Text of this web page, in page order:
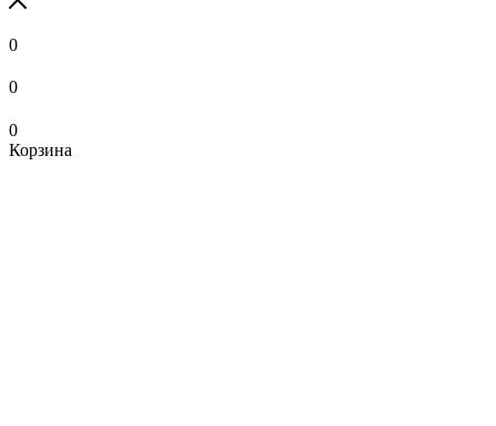
0
0
0
Корзина